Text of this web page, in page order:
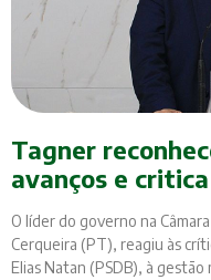
Tagner
avanços e
O líder do governo na
Cerqueira (PT), reagiu às
Elias Natan (PSDB), à